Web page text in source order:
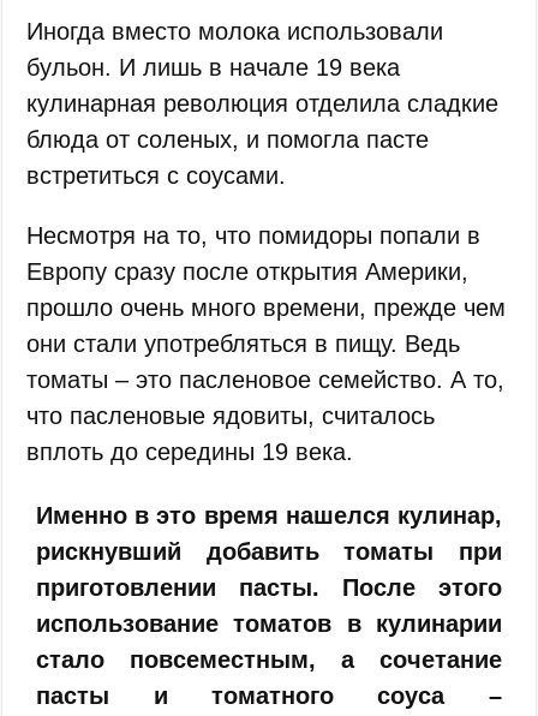
Иногда вместо молока использовали
бульон. И лишь в начале 19 века
кулинарная революция отделила сладкие
блюда от соленых, и помогла пасте
встретиться с соусами.
Несмотря на то, что помидоры попали в
Европу сразу после открытия Америки,
прошло очень много времени, прежде чем
они стали употребляться в пищу. Ведь
томаты – это пасленовое семейство. А то,
что пасленовые ядовиты, считалось
вплоть до середины 19 века.
Именно в это время нашелся кулинар,
рискнувший добавить томаты при
приготовлении пасты. После этого
использование томатов в кулинарии
стало повсеместным, а сочетание
пасты и томатного соуса –